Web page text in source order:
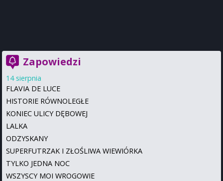
Zapowiedzi
14 sierpnia
FLAVIA DE LUCE
HISTORIE RÓWNOLEGŁE
KONIEC ULICY DĘBOWEJ
LALKA
ODZYSKANY
SUPERFUTRZAK I ZŁOŚLIWA WIEWIÓRKA
TYLKO JEDNA NOC
WSZYSCY MOI WROGOWIE